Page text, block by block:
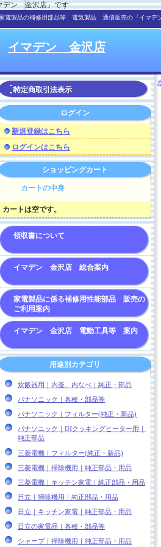
デン 金沢店』です
電製品の補修用部品等 電気製品 通信販売の『イマ
イマデン 金沢店
特定商取引法表示
ログイン
新規登録はこちら
ログインはこちら
ショッピングカート
カートの中身
カートは空です。
領収書について
イマデン 金沢店 総合案内
家電製品に係る補修用性能部品 販売の
ご利用案内
イマデン 金沢店 電動工具等 案内
用途別カテゴリ
炊飯器用｜内釜、内なべ｜純正・部品
パナソニック｜各種・部品等
パナソニック｜フィルター(純正・新品)
パナソニック｜IHクッキングヒーター用｜
純正部品
三菱電機｜フィルター(純正・新品)
三菱電機｜掃除機用｜純正部品・用品
三菱電機｜キッチン家電｜純正部品・用品
日立｜掃除機用｜純正部品・用品
日立｜キッチン家電｜純正部品・用品
日立の家電品｜各種・部品等
シャープ｜掃除機用｜純正部品・用品